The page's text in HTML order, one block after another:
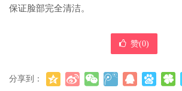
保证脸部完全清洁。
赞(0)
分享到：